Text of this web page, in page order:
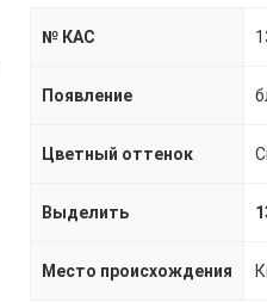
№ КАС
Появление
Цветный оттенок
Выделить
Место происхождения